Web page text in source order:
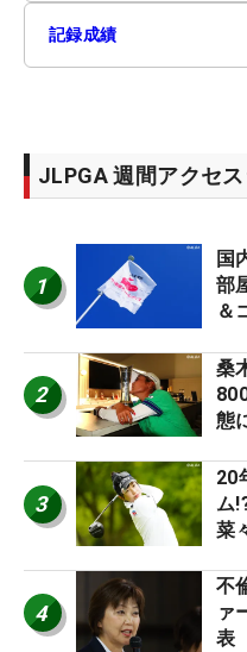
記録成績
JLPGA 週間アクセ
1
国
部
＆
2
桑
態
3
20
ム
菜
ロ
4
不
ァ
表